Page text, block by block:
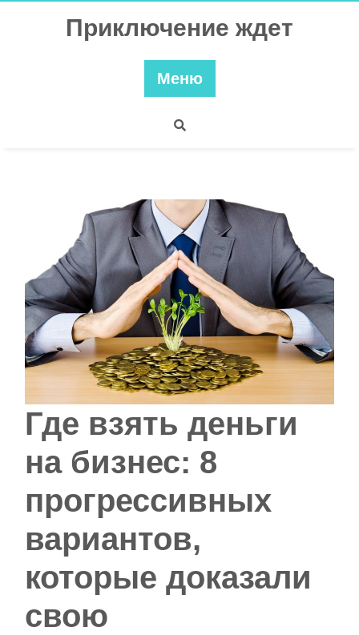
Приключение ждет
Меню
Где взять деньги
на бизнес: 8
прогрессивных
вариантов,
которые доказали
свою